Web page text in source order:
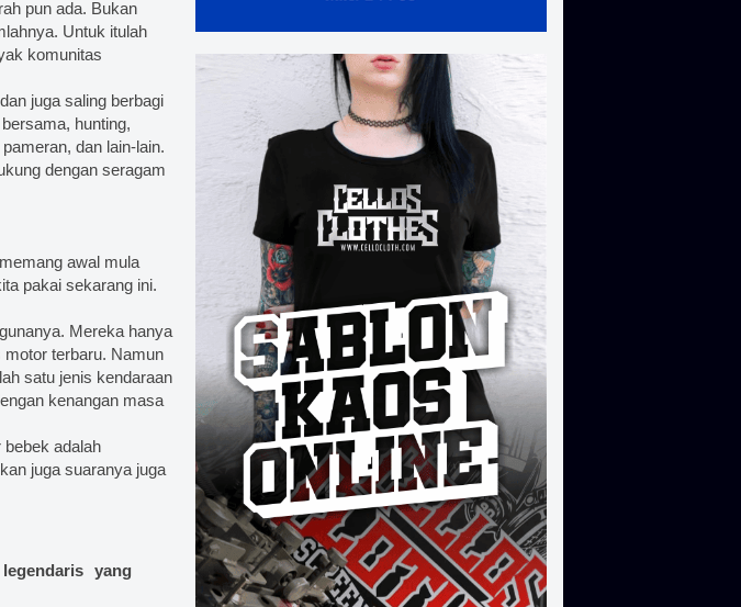
pun ada. Bukan
Untuk itulah
komunitas
juga saling berbagi
hunting,
dan lain-lain.
dengan seragam
awal mula
pakai sekarang ini.
Mereka hanya
terbaru. Namun
satu jenis kendaraan
kenangan masa
adalah
juga suaranya juga
yang